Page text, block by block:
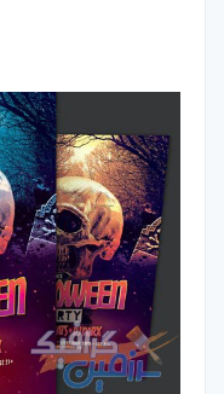
طرح-لایه-باز
بروشور-و-کاتالوگ
پوستر
کارت-ویزیت
موکاپ
وکتور